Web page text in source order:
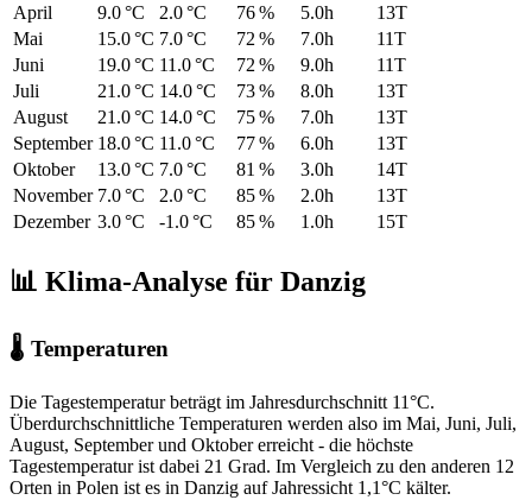
April
9.0 °C 2.0 °C 76 % 5.0h
13T
Mai
15.0 °C 7.0 °C 72 % 7.0h
11T
Juni
19.0 °C 11.0 °C 72 % 9.0h
11T
Juli
21.0 °C 14.0 °C 73 % 8.0h
13T
August
21.0 °C 14.0 °C 75 % 7.0h
13T
September 18.0 °C 11.0 °C 77 % 6.0h
13T
Oktober
13.0 °C 7.0 °C 81 % 3.0h
14T
November 7.0 °C 2.0 °C 85 % 2.0h
13T
Dezember 3.0 °C -1.0 °C 85 % 1.0h 15T
📊 Klima-Analyse für Danzig
🌡 Temperaturen
Die Tagestemperatur beträgt im Jahresdurchschnitt 11°C.
Überdurchschnittliche Temperaturen werden also im Mai, Juni, Juli,
August, September und Oktober erreicht - die höchste
Tagestemperatur ist dabei 21 Grad. Im Vergleich zu den anderen 12
Orten in Polen ist es in Danzig auf Jahressicht 1,1°C kälter.